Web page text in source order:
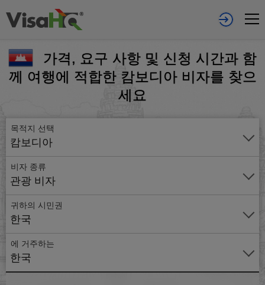
가격, 요구 사항 및 신청 시간과 함
께 여행에 적합한 캄보디아 비자를 찾으
세요
목적지 선택
캄보디아
비자 종류
관광 비자
귀하의 시민권
한국
에 거주하는
한국
온
라
인